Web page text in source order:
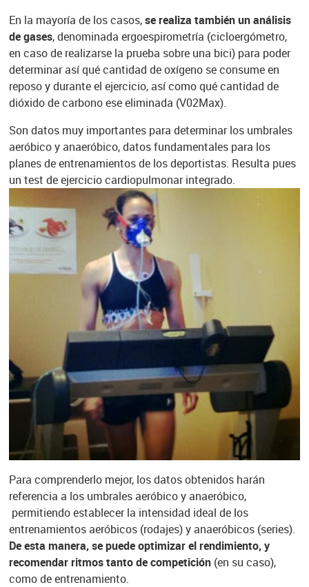
En la mayoría de los casos,se realiza también un análisis
de gases, denominada ergoespirometría (cicloergómetro,
en caso de realizarse la prueba sobre una bici) para poder
determinar así qué cantidad de oxígeno se consume en
reposo y durante el ejercicio, así como qué cantidad de
dióxido de carbono ese eliminada (V02Max).
Son datos muy importantes para determinar los umbrales
aeróbico y anaeróbico, datos fundamentales para los
planes de entrenamientos de los deportistas. Resulta pues
un test de ejercicio cardiopulmonar integrado.
Para comprenderlo mejor, los datos obtenidos harán
referencia a los umbrales aeróbico y anaeróbico,
permitiendo establecer la intensidad ideal de los
entrenamientos aeróbicos (rodajes) y anaeróbicos (series).
De esta manera, se puede optimizar el rendimiento, y
recomendar ritmos tanto de competición(en su caso),
como de entrenamiento.